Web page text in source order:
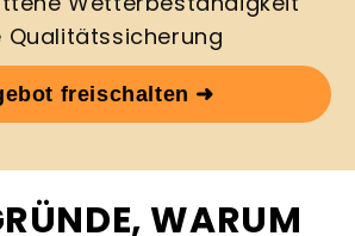
Qualitätssicherung
freischalten ➜
WARUM